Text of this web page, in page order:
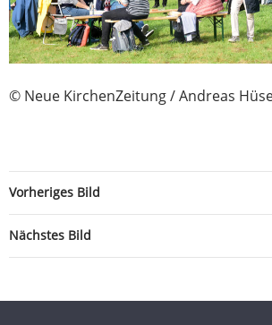
© Neue KirchenZeitung / Andreas
Vorheriges Bild
Nächstes Bild